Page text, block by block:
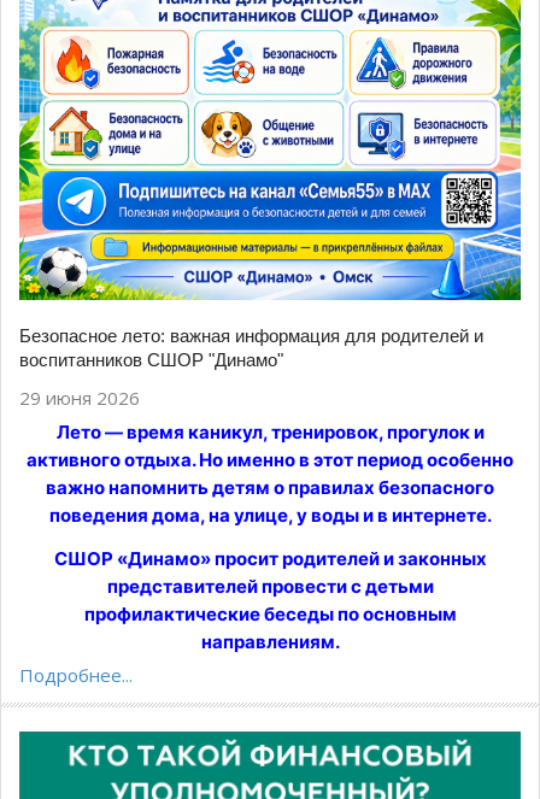
Безопасное лето: важная информация для родителей и
воспитанников СШОР "Динамо"
29 июня 2026
Лето — время каникул, тренировок, прогулок и
активного отдыха. Но именно в этот период особенно
важно напомнить детям о правилах безопасного
поведения дома, на улице, у воды и в интернете.
СШОР «Динамо» просит родителей и законных
представителей провести с детьми
профилактические беседы по основным
направлениям.
Подробнее...